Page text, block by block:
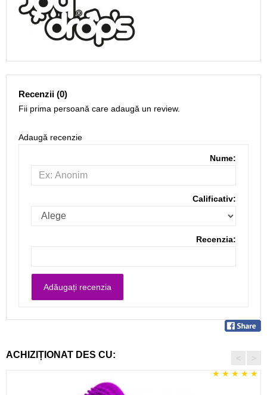
Recenzii (0)
Fii prima persoană care adaugă un review.
Adaugă recenzie
Nume:
Calificativ:
Recenzia:
ACHIZIȚIONAT DES CU: < >